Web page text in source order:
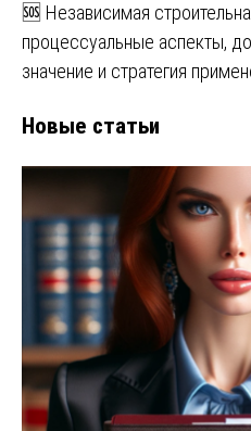
🆘 Независимая
процессуальные аспекты,
значение и стратегия
Новые статьи